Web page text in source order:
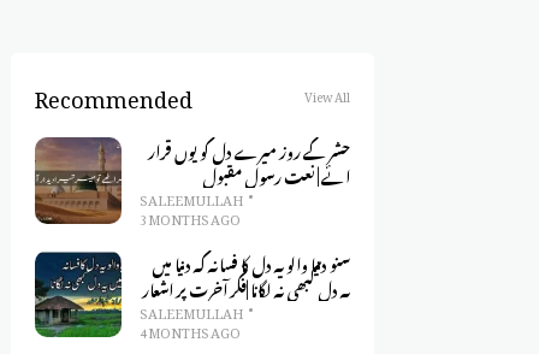
Recommended View All
حشر کے روز میرے دل کو یوں قرار
ائے | نعت رسول مقبول
SALEEM ULLAH
3 MONTHS AGO
سنو دنیا والو یہ دل کا فسانہ کہ دنیا میں
یہ دل کبھی نہ لگانا |فکر آخرت پر اشعار
SALEEM ULLAH
4 MONTHS AGO